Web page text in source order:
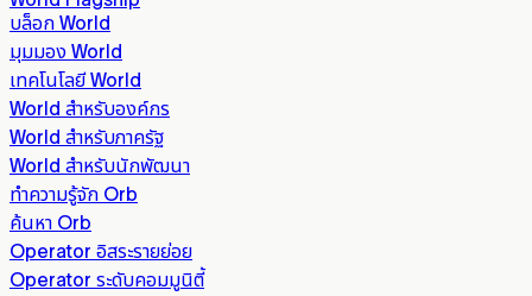
บล็อก World
มุมมอง World
เทคโนโลยี World
World สำหรับองค์กร
World สำหรับภาครัฐ
World สำหรับนักพัฒนา
ทำความรู้จัก Orb
ค้นหา Orb
Operator อิสระรายย่อย
Operator ระดับคอมมูนิตี้